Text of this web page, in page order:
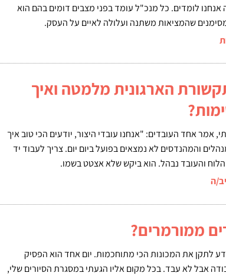
לומדים. כל מנכ"ל עומד בפני מצבים דומים בהם הוא
שהמציאות משתנה ועלולה לאיים על העסק.
הארגונית מלמטה ואיך
אמר אחד העובדים: "אנחנו עובדי היצור, יודעים הכי טוב איך
והמהנדסים לא נמצאים בפועל ביום יום. צריך לעבוד יד
והעובד נבהל. הוא ביקש שלא אצטט בשמו.
ה
ממורמרים?
לתקן את המכונות הכי מתוחכמות. יום אחד הוא הפסיק
אבל לא עבד. בכל מקום אליו הגעתי במסגרת הסיורים שלי,